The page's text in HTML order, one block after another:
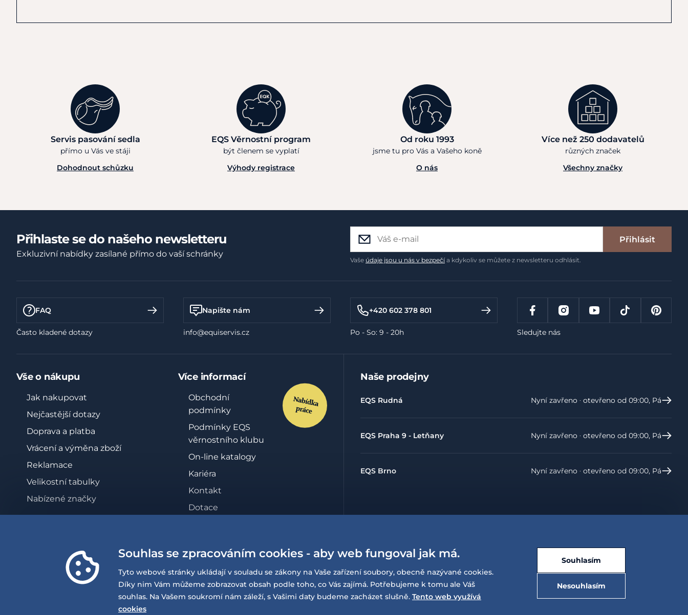
Servis pasování sedla
přímo u Vás ve stáji
Dohodnout schůzku
EQS Věrnostní program
být členem se vyplatí
Výhody registrace
Od roku 1993
jsme tu pro Vás a Vašeho koně
O nás
Více než 250 dodavatelů
různých značek
Všechny značky
Přihlaste se do našeho newsletteru
Exkluzivní nabídky zasílané přímo do vaší schránky
Přihlásit
Vaše údaje jsou u nás v bezpečía kdykoliv se můžete z newsletteru odhlásit.
FAQ
Často kladené dotazy
Napište nám
info@equiservis.cz
+420 602 378 801
Po - So: 9 - 20h Sledujte nás
Vše o nákupu
Jak nakupovat
Nejčastější dotazy
Doprava a platba
Vrácení a výměna zboží
Reklamace
Velikostní tabulky
Nabízené značky
Více informací
Obchodní
podmínky
Podmínky EQS
věrnostního klubu
On-line katalogy
Kariéra
Kontakt
Dotace
Whistleblowing
Prohlášení o
přístupnosti
Naše prodejny
EQS Rudná Nyní zavřeno ‧ otevřeno od 09:00, Pá
EQS Praha 9 - Letňany Nyní zavřeno ‧ otevřeno od 09:00, Pá
EQS Brno Nyní zavřeno ‧ otevřeno od 09:00, Pá
Souhlas se zpracováním cookies - aby web fungoval jak má.
Tyto webové stránky ukládají v souladu se zákony na Vaše zařízení soubory, obecně nazývané cookies.
Díky nim Vám můžeme zobrazovat obsah podle toho, co Vás zajímá. Potřebujeme k tomu ale Váš
souhlas. Na Vašem soukromí nám záleží, s Vašimi daty budeme zacházet slušně. Tento web využívá
cookies
Nesouhlasím
Souhlasím